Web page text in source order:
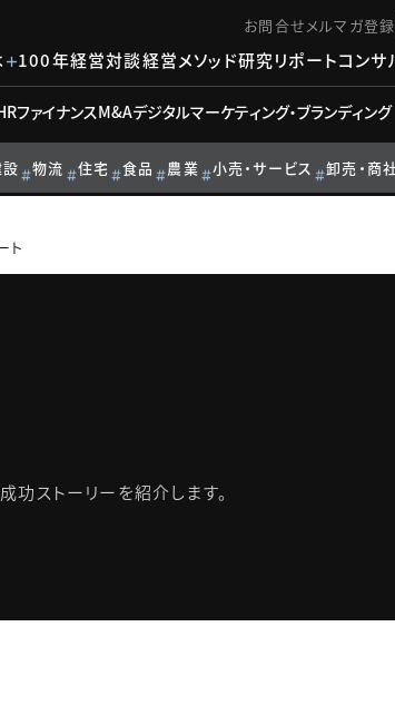
お問合せメルマガ登録
100年経営対談経営メソッド研究リポートコンサ
ファイナンスM&Aデジタルマーケティング・ブランディング
物流 住宅 食品 農業 小売・サービス 卸売・商
ト
功ストーリーを紹介します。